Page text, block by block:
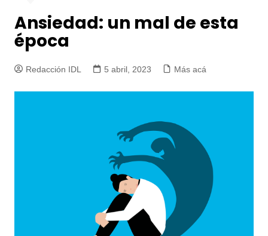
Ansiedad: un mal de esta
época
Redacción IDL 5 abril, 2023 Más acá